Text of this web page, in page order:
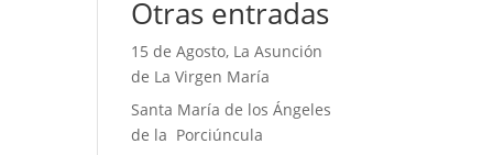
Otras entradas
15 de Agosto, La Asunción
de La Virgen María
Santa María de los Ángeles
de la Porciúncula